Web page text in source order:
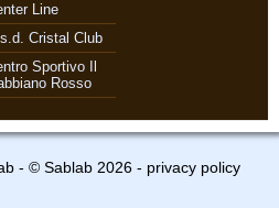
Line
Cristal Club
Sportivo Il
Rosso
- © Sablab 2026 - privacy policy